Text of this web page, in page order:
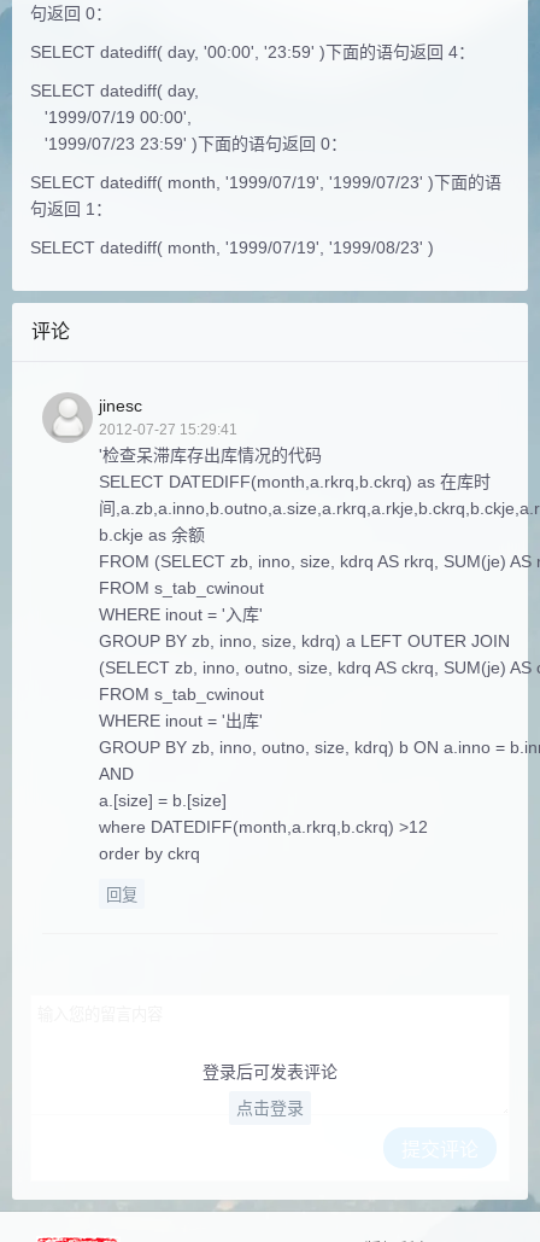
句返回 0：
SELECT datediff( day, '00:00', '23:59' )下面的语句返回 4：
SELECT datediff( day,
'1999/07/19 00:00',
'1999/07/23 23:59' )下面的语句返回 0：
SELECT datediff( month, '1999/07/19', '1999/07/23' )下面的语
句返回 1：
SELECT datediff( month, '1999/07/19', '1999/08/23' )
评论
jinesc
2012-07-27 15:29:41
'检查呆滞库存出库情况的代码
SELECT DATEDIFF(month,a.rkrq,b.ckrq) as 在库时
间
b.ckje as 余额
FROM (SELECT zb, inno, size, kdrq AS rkrq, SUM(je) AS
FROM s_tab_cwinout
WHERE inout = '入库'
GROUP BY zb, inno, size, kdrq) a LEFT OUTER JOIN
(SELECT zb, inno, outno, size, kdrq AS ckrq, SUM(je) AS
FROM s_tab_cwinout
WHERE inout = '出库'
GROUP BY zb, inno, outno, size, kdrq) b ON a.inno =
AND
a.[size] = b.[size]
where DATEDIFF(month,a.rkrq,b.ckrq) >12
order by ckrq
回复
登录后可发表评论
点击登录